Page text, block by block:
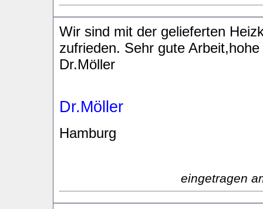
Wir sind mit der gelieferten
zufrieden. Sehr gute
Dr.Möller
Dr.Möller
Hamburg
eingetragen